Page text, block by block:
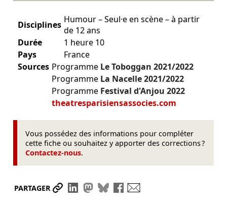
Disciplines Humour – Seul·e en scène – à partir
de 12 ans
Durée
1 heure 10
Pays
France
Sources Programme Le Toboggan 2021/2022
Programme La Nacelle2021/2022
Programme Festival d'Anjou 2022
theatresparisiensassocies.com
Vous possédez des informations pour compléter
cette fiche ou souhaitez y apporter des corrections ?
Contactez-nous.
PARTAGER Partager le lien
Partager sur LinkedIn
Partager sur Mastodon
Partager sur Bluesky
Partager sur Facebook